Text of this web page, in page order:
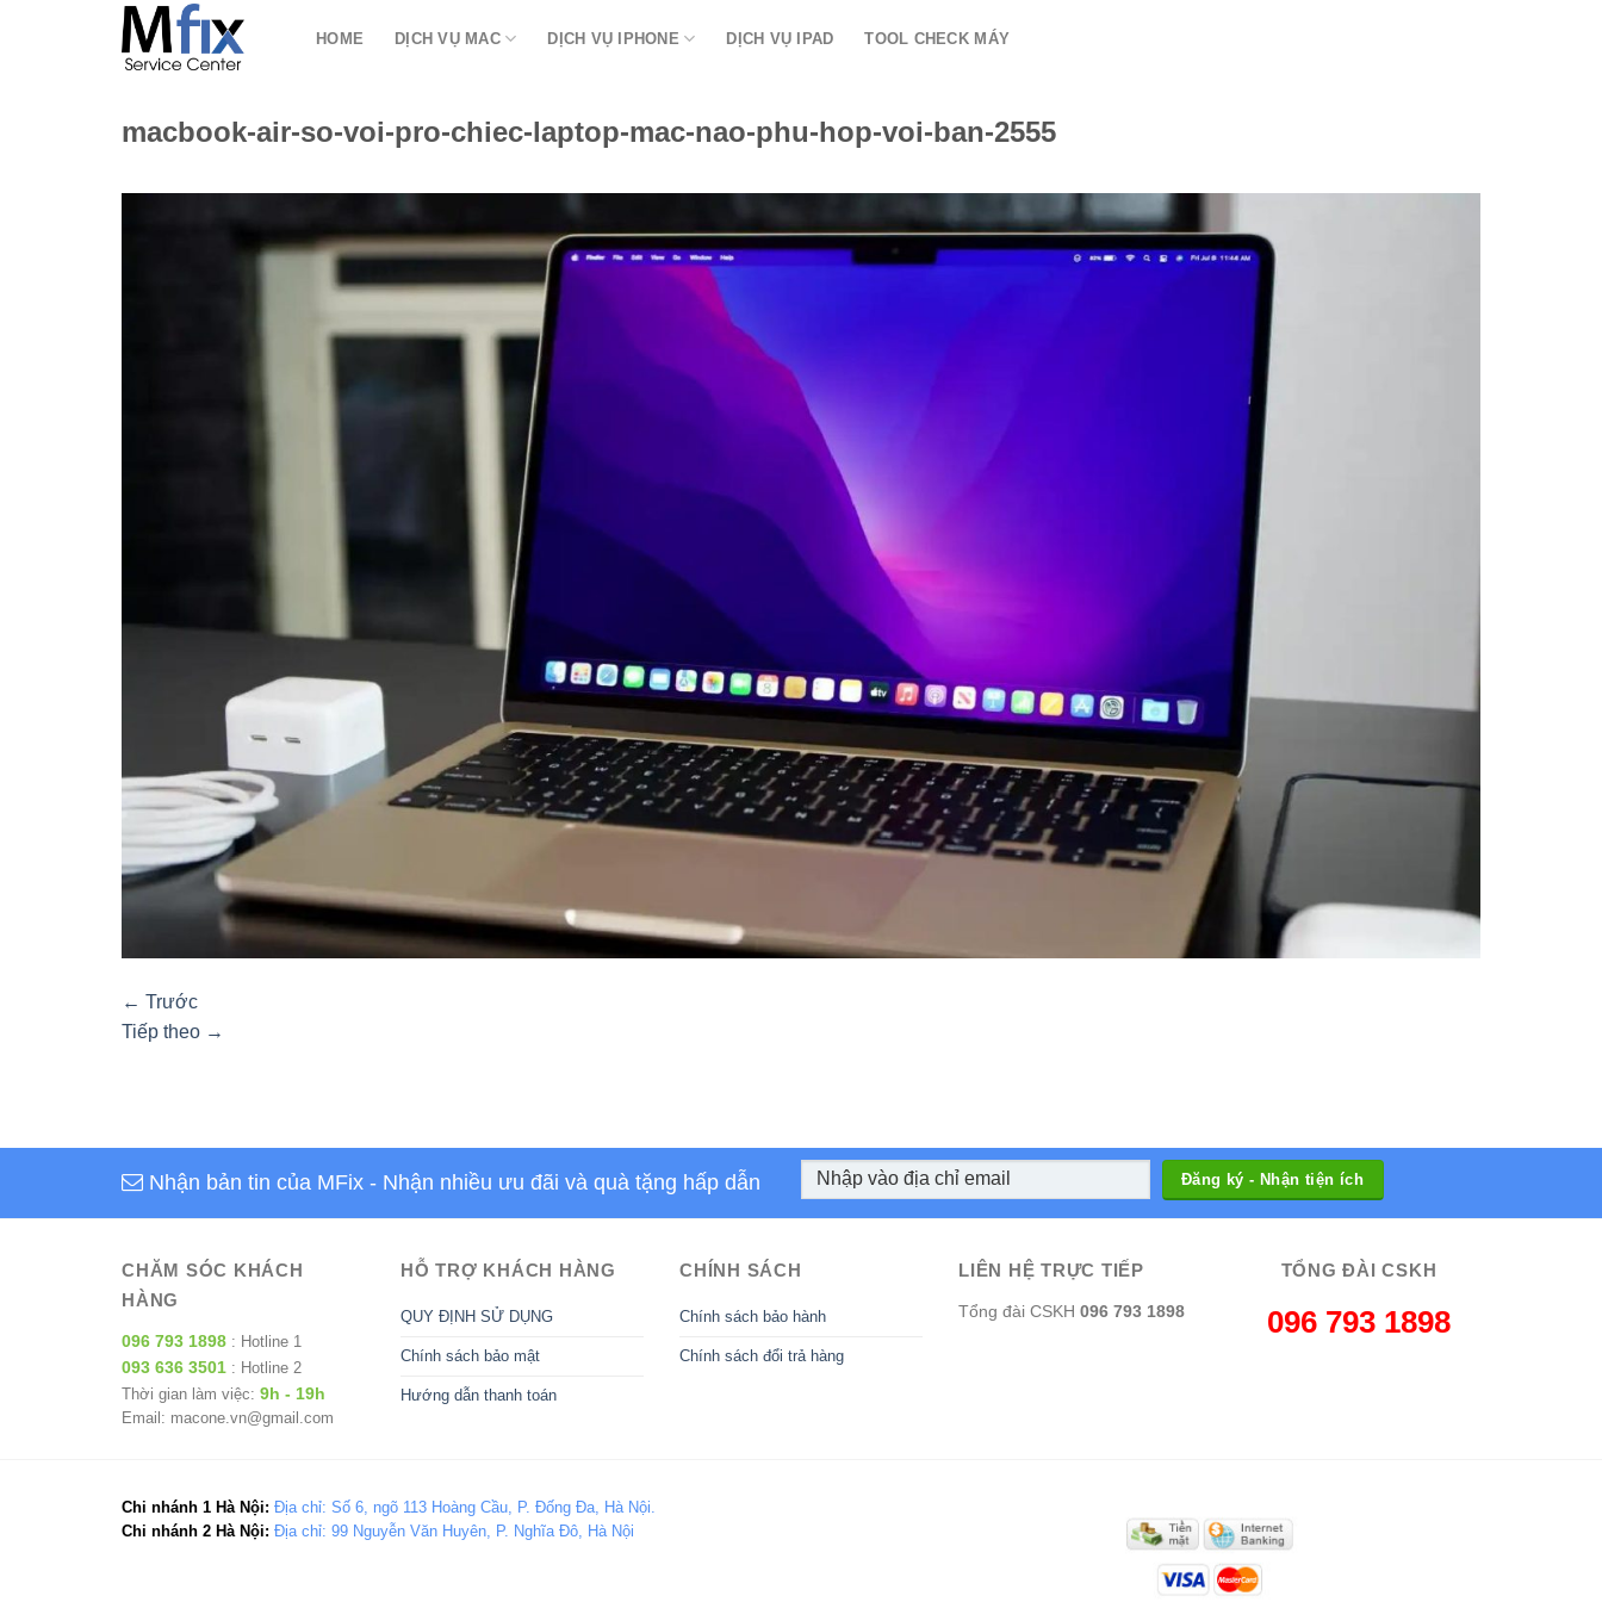
HOME DỊCH VỤ MAC DỊCH VỤ IPHONE DỊCH VỤ IPAD TOOL CHECK MÁY
macbook-air-so-voi-pro-chiec-laptop-mac-nao-phu-hop-voi-ban-2555
← Trước
Tiếp theo →
Nhận bản tin của MFix - Nhận nhiều ưu đãi và quà tặng hấp dẫn
CHĂM SÓC KHÁCH
HÀNG
096 793 1898 : Hotline 1
093 636 3501 : Hotline 2
Thời gian làm việc: 9h - 19h
Email: macone.vn@gmail.com
HỖ TRỢ KHÁCH HÀNG
QUY ĐỊNH SỬ DỤNG
Chính sách bảo mật
Hướng dẫn thanh toán
CHÍNH SÁCH
Chính sách bảo hành
Chính sách đổi trả hàng
LIÊN HỆ TRỰC TIẾP
Tổng đài CSKH 096 793 1898
TỔNG ĐÀI CSKH
096 793 1898
Chi nhánh 1 Hà Nội: Địa chỉ: Số 6, ngõ 113 Hoàng Cầu, P. Đống Đa, Hà Nội.
Chi nhánh 2 Hà Nội: Địa chỉ: 99 Nguyễn Văn Huyên, P. Nghĩa Đô, Hà Nội